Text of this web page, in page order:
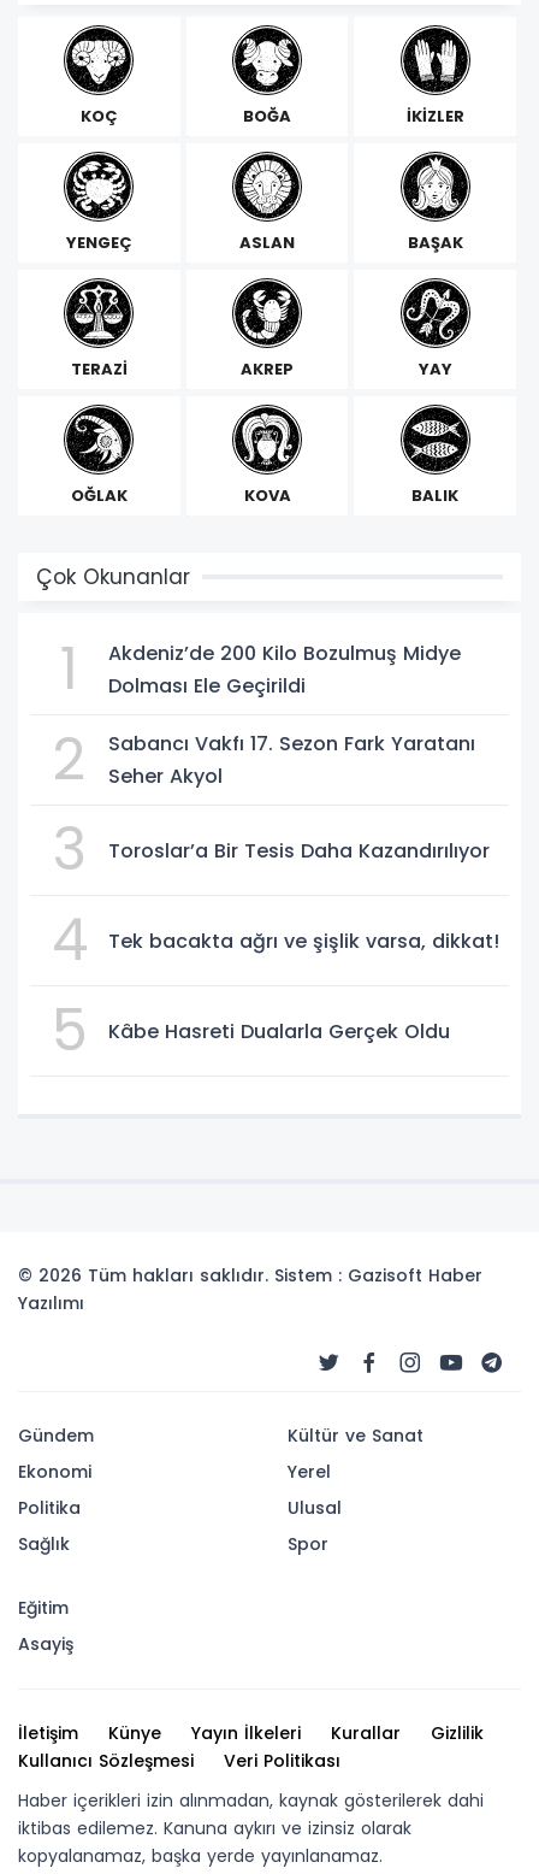
KOÇ BOĞA İKİZLER
YENGEÇ ASLAN BAŞAK
TERAZİ AKREP YAY
OĞLAK KOVA BALIK
Çok Okunanlar
1
Akdeniz’de 200 Kilo Bozulmuş Midye
Dolması Ele Geçirildi
2
Sabancı Vakfı 17. Sezon Fark Yaratanı
Seher Akyol
3 Toroslar’a Bir Tesis Daha Kazandırılıyor
4 Tek bacakta ağrı ve şişlik varsa, dikkat!
5 Kâbe Hasreti Dualarla Gerçek Oldu
© 2026 Tüm hakları saklıdır. Sistem : Gazisoft Haber
Yazılımı
Gündem
Ekonomi
Politika
Sağlık
Kültür ve Sanat
Yerel
Ulusal
Spor
Eğitim
Asayiş
İletişim Künye Yayın İlkeleri Kurallar
Gizlilik
Kullanıcı Sözleşmesi
Veri Politikası
Haber içerikleri izin alınmadan, kaynak gösterilerek dahi
iktibas edilemez. Kanuna aykırı ve izinsiz olarak
kopyalanamaz, başka yerde yayınlanamaz.